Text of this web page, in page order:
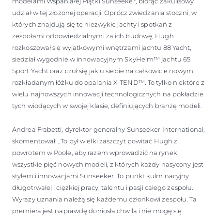
udział w tej złożonej operacji. Oprócz zwiedzania stoczni, w
których znajdują się te niezwykłe jachty i spotkań z
zespołami odpowiedzialnymi za ich budowę, Hugh
rozkoszował się wyjątkowymi wnętrzami jachtu 88 Yacht,
siedział wygodnie w innowacyjnym SkyHelm™ jachtu 65
Sport Yacht oraz czuł się jak u siebie na całkowicie nowym
rozkładanym łóżku do opalania X-TEND™. To tylko niektóre z
wielu najnowszych innowacji technologicznych na pokładzie
tych wiodących w swojej klasie, definiujących branżę modeli.
Andrea Frabetti, dyrektor generalny Sunseeker International,
skomentował: „To był wielki zaszczyt powitać Hugh z
powrotem w Poole, aby razem wprowadzić na rynek
wszystkie pięć nowych modeli, z których każdy nasycony jest
stylem i innowacjami Sunseeker. To punkt kulminacyjny
długotrwałej i ciężkiej pracy, talentu i pasji całego zespołu.
Wyrazy uznania należą się każdemu członkowi zespołu. Ta
premiera jest naprawdę doniosła chwila i nie mogę się